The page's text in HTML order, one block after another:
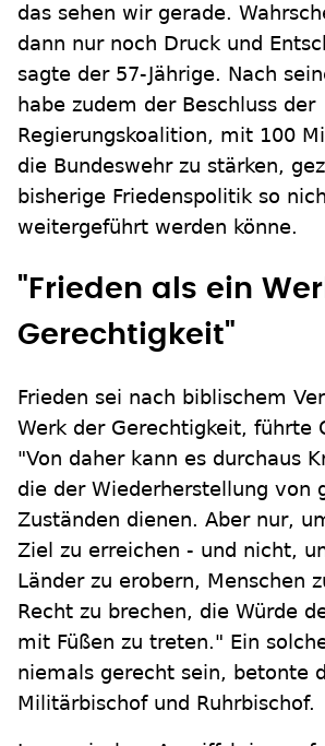
das sehen wir gerade.
dann nur noch Druck und
sagte der 57-Jährige. Nach
habe zudem der Beschluss der
Regierungskoalition, mit 100
die Bundeswehr zu stärken,
bisherige Friedenspolitik so
weitergeführt werden könne.
"Frieden als ein
Gerechtigkeit"
Frieden sei nach biblischem
Werk der Gerechtigkeit, führte
"Von daher kann es durchaus
die der Wiederherstellung von
Zuständen dienen. Aber nur,
Ziel zu erreichen - und nicht,
Länder zu erobern, Menschen
Recht zu brechen, die Würde
mit Füßen zu treten." Ein
niemals gerecht sein, betonte
Militärbischof und Ruhrbischof.